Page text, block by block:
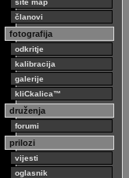
site map
članovi
fotografija
odkritje
kalibracija
galerije
kliCkalica™
druženja
forumi
prilozi
vijesti
oglasnik